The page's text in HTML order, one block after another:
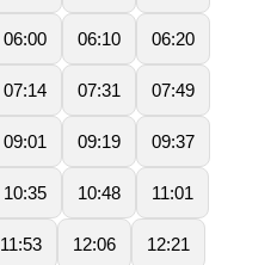
06:00 06:10 06:20
07:14 07:31 07:49
09:01 09:19 09:37
10:35 10:48 11:01
11:53 12:06 12:21